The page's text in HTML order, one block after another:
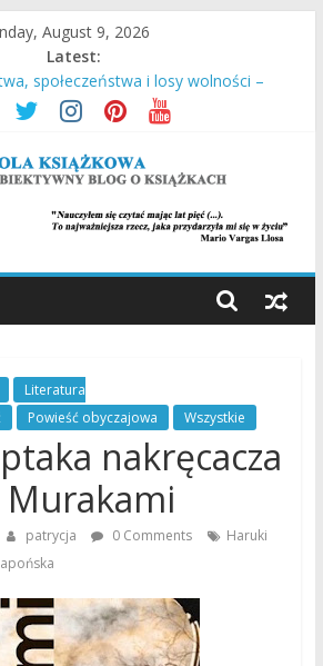
August 9, 2026
Latest:
społeczeństwa i losy wolności –
A. Robinson
– Joanna Łańcucka
Thomas Toivi Blatt
Doerr
Literatura
Powieść obyczajowa Wszystkie
nakręcacza
Murakami
patrycja 0 Comments
Haruki